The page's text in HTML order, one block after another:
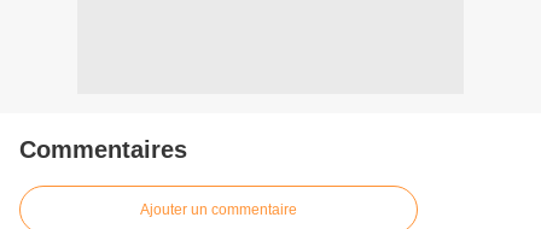
Commentaires
Ajouter un commentaire